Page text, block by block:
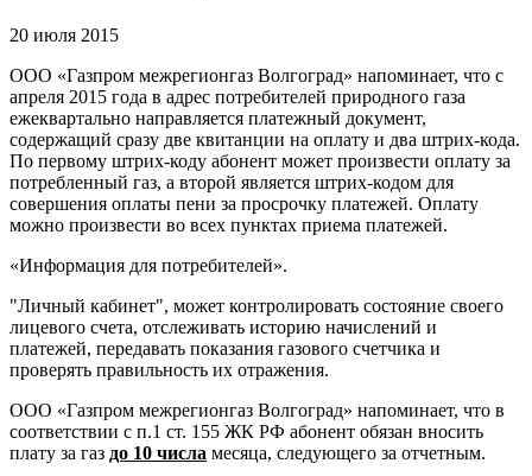
20 июля 2015
ООО «Газпром межрегионгаз Волгоград» напоминает, что с
апреля 2015 года в адрес потребителей природного газа
ежеквартально направляется платежный документ,
содержащий сразу две квитанции на оплату и два штрих-кода.
По первому штрих-коду абонент может произвести оплату за
потребленный газ, а второй является штрих-кодом для
совершения оплаты пени за просрочку платежей. Оплату
можно произвести во всех пунктах приема платежей.
«Информация для потребителей».
"Личный кабинет", может контролировать состояние своего
лицевого счета, отслеживать историю начислений и
платежей, передавать показания газового счетчика и
проверять правильность их отражения.
ООО «Газпром межрегионгаз Волгоград» напоминает, что в
соответствии с п.1 ст. 155 ЖК РФ абонент обязан вносить
плату за газ до 10 числа месяца, следующего за отчетным.